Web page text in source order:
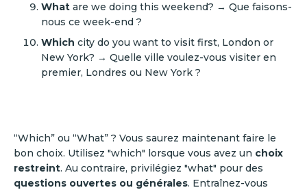
What are we doing this weekend? → Que faisons-
nous ce week-end ?
Which city do you want to visit first, London or
New York? → Quelle ville voulez-vous visiter en
premier, Londres ou New York ?
“Which” ou “What” ? Vous saurez maintenant faire le
bon choix. Utilisez "which" lorsque vous avez un choix
restreint. Au contraire, privilégiez "what" pour des
questions ouvertes ou générales. Entraînez-vous